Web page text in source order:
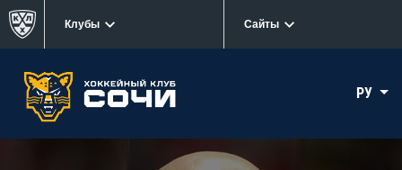
Клубы Сайты
РУ